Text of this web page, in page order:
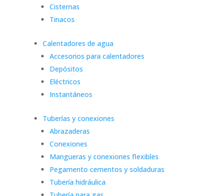
Cisternas
Tinacos
Calentadores de agua
Accesorios para calentadores
Depósitos
Eléctricos
Instantáneos
Tuberías y conexiones
Abrazaderas
Conexiones
Mangueras y conexiones flexibles
Pegamento cementos y soldaduras
Tubería hidráulica